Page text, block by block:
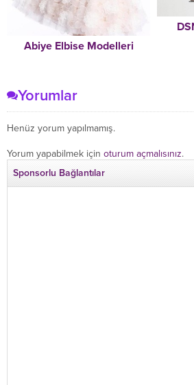
Abiye Elbise Modelleri
Yorumlar
Henüz yorum yapılmamış.
Yorum yapabilmek için oturum açmalısınız.
Sponsorlu Bağlantılar